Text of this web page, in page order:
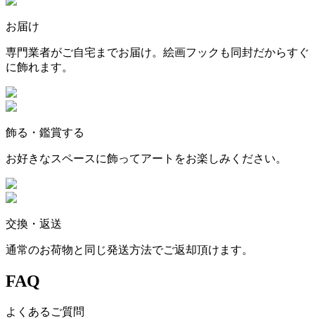
お届け
専門業者がご自宅までお届け。絵画フックも同封だからすぐ
に飾れます。
飾る・鑑賞する
お好きなスペースに飾ってアートをお楽しみください。
交換・返送
通常のお荷物と同じ発送方法でご返却頂けます。
FAQ
よくあるご質問